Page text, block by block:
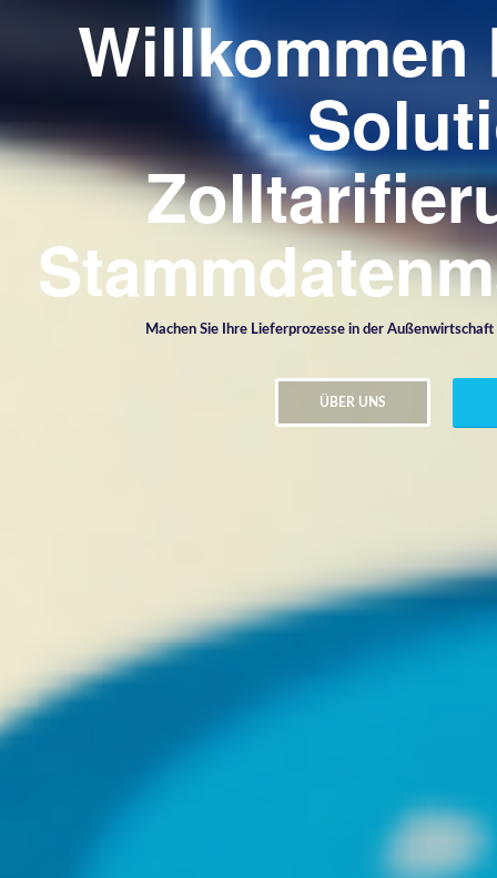
Willkommen
Machen Sie Ihre Lieferprozesse in der
ÜBER UNS